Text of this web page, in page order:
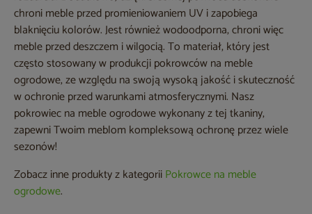
chroni meble przed promieniowaniem UV i zapobiega
blaknięciu kolorów. Jest również wodoodporna, chroni więc
meble przed deszczem i wilgocią. To materiał, który jest
często stosowany w produkcji pokrowców na meble
ogrodowe, ze względu na swoją wysoką jakość i skuteczność
w ochronie przed warunkami atmosferycznymi. Nasz
pokrowiec na meble ogrodowe wykonany z tej tkaniny,
zapewni Twoim meblom kompleksową ochronę przez wiele
sezonów!
Zobacz inne produkty z kategoriiPokrowce na meble
ogrodowe.